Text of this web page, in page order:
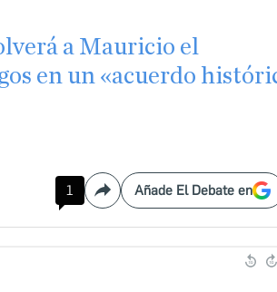
a Mauricio el
en un «acuerdo
1 CompartirAñade El Debate en